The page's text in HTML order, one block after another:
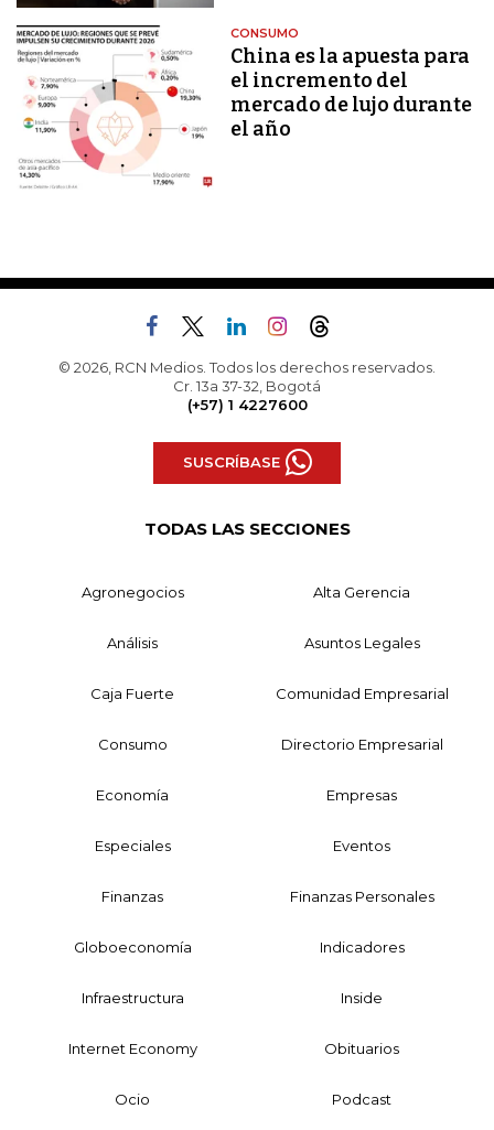
CONSUMO
China es la apuesta para
el incremento del
mercado de lujo durante
el año
© 2026, RCN Medios. Todos los derechos reservados.
Cr. 13a 37-32, Bogotá
(+57) 1 4227600
SUSCRÍBASE
TODAS LAS SECCIONES
Agronegocios Alta Gerencia
Análisis Asuntos Legales
Caja Fuerte Comunidad Empresarial
Consumo Directorio Empresarial
Economía Empresas
Especiales Eventos
Finanzas Finanzas Personales
Globoeconomía Indicadores
Infraestructura Inside
Internet Economy Obituarios
Ocio Podcast